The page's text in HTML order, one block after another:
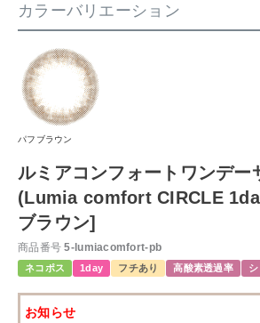
カラーバリエーション
パフブラウン
ルミアコンフォートワンデー
(Lumia comfort CIRCLE
ブラウン]
商品番号 5-lumiacomfort-pb
ネコポス 1day フチあり 高酸素透過率
お知らせ